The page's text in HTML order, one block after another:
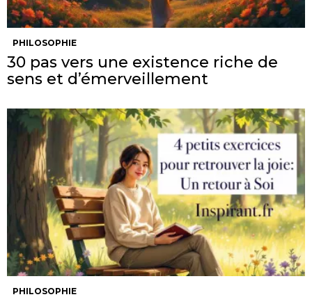
PHILOSOPHIE
30 pas vers une existence riche de
sens et d’émerveillement
PHILOSOPHIE